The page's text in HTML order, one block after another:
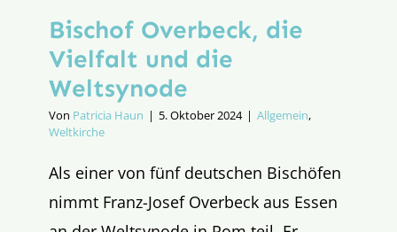
Bischof Overbeck, die
Vielfalt und die
Weltsynode
Von Patricia Haun | 5. Oktober 2024 | Allgemein,
Weltkirche
Als einer von fünf deutschen Bischöfen
nimmt Franz-Josef Overbeck aus Essen